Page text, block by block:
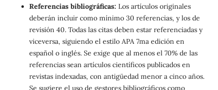
Referencias bibliográficas: Los artículos originales
deberán incluir como mínimo 30 referencias, y los de
revisión 40. Todas las citas deben estar referenciadas y
viceversa, siguiendo el estilo APA 7ma edición en
español o inglés. Se exige que al menos el 70% de las
referencias sean artículos científicos publicados en
revistas indexadas, con antigüedad menor a cinco años.
Se sugiere el uso de gestores bibliográficos como